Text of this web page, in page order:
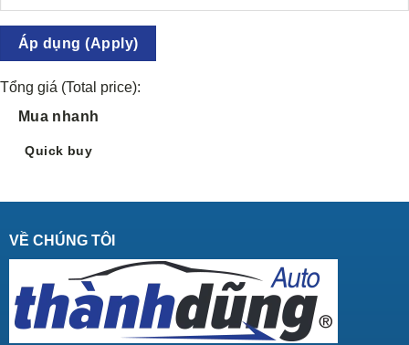
Áp dụng (Apply)
Tổng giá (Total price):
Mua nhanh
Quick buy
VỀ CHÚNG TÔI